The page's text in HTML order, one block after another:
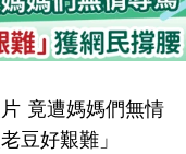
竟遭媽媽們無情
豆好艱難」